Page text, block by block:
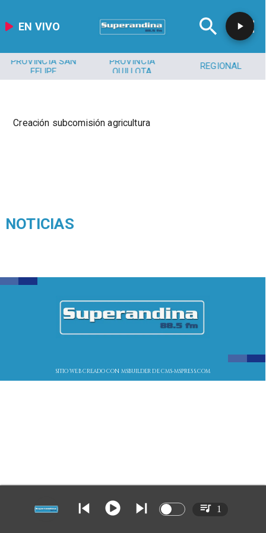
EN VIVO
PROVINCIA SAN
FELIPE
PROVINCIA
QUILLOTA
REGIONAL
Creación subcomisión agricultura
NOTICIAS
SITIO WEB CREADO CON MSBUILDER DE CMS-MSPRESS.COM
1